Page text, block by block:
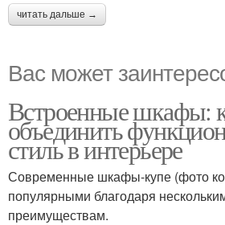
читать дальше →
Вас может
Встроенные шкафы:
объединить
стиль в интерьере
Современные шкафы-купе (фото
популярными благодаря
преимуществам.